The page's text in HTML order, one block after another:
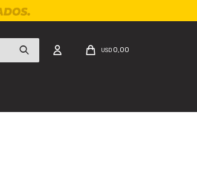
USD 0,00